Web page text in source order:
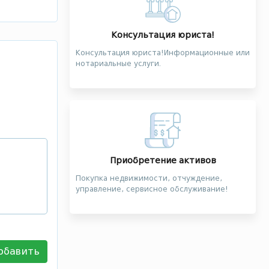
Консультация юриста!
Консультация юриста!Информационные или
нотариальные услуги.
Приобретение активов
Покупка недвижимости, отчуждение,
управление, сервисное обслуживание!